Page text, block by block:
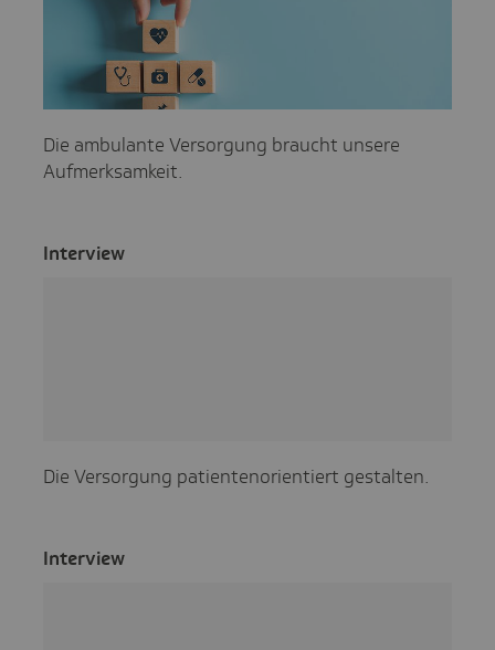
Die ambulante Versorgung braucht unsere
Aufmerksamkeit.
Inter­view
Die Versorgung patientenorientiert gestalten.
Inter­view